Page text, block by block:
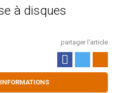
à disques
partager l'article